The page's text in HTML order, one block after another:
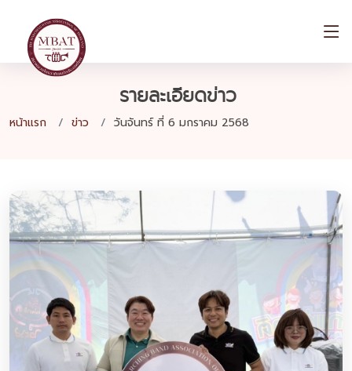
รายละเอียดข่าว
หน้าแรก ข่าว วันจันทร์ ที่ 6 มกราคม 2568